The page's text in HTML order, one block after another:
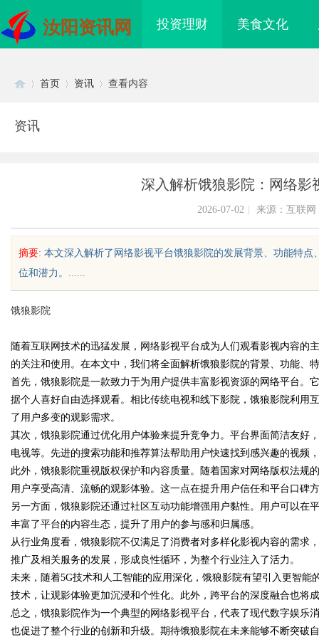
汝阳资讯网 投资理财 美食文化
uz
!
首页 资讯 查看内容
资讯
深入解析饿狼影院：网络影
2026-07-02 来源：互联网
摘要: 本文深入解析了网络影视平台饿狼影院的发展背景、功能特
位和潜力。......
饿狼影院
随着互联网技术的迅猛发展，网络影视平台成为人们观看影视内容的
的关注和使用。在本文中，我们将全面解析饿狼影院的背景、功能、
首先，饿狼影院是一款致力于为用户提供丰富影视资源的网络平台。
据个人喜好自由选择观看。相比传统电视和线下影院，饿狼影院利用
了用户多变的观影需求。
其次，饿狼影院通过优化用户体验来提升竞争力。平台界面简洁友好
电视等。先进的搜索功能和推荐算法帮助用户快速找到感兴趣的视频
此外，饿狼影院重视版权保护和内容质量。随着国家对网络版权法规
用户享受高清、流畅的观影体验。这一点在提升用户信任和平台口碑
另一方面，饿狼影院还通过社区互动功能增强用户黏性。用户可以在
丰富了平台的内容生态，提升了用户的参与感和归属感。
从行业角度看，饿狼影院不仅满足了消费者对多样化影视内容的需求
推广及相关服务的发展，形成良性循环，为整个行业注入了活力。
未来，随着5G技术和人工智能的应用深化，饿狼影院有望引入更智
技术，让观影体验更加沉浸和个性化。此外，跨平台的深度融合也将
总之，饿狼影院作为一个典型的网络影视平台，代表了现代数字娱乐
也促进了整个行业的创新和升级。期待饿狼影院在未来能够不断突破
究